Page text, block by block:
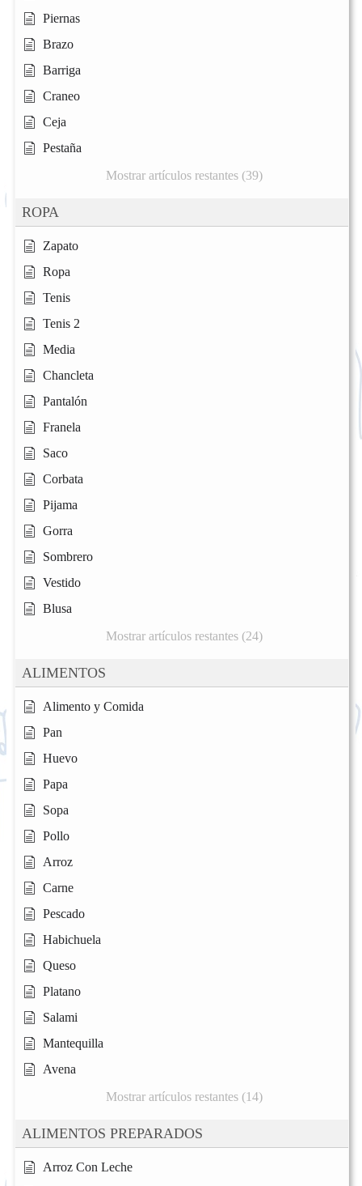
Piernas
Brazo
Barriga
Craneo
Ceja
Pestaña
Mostrar artículos restantes (39)
ROPA
Zapato
Ropa
Tenis
Tenis 2
Media
Chancleta
Pantalón
Franela
Saco
Corbata
Pijama
Gorra
Sombrero
Vestido
Blusa
Mostrar artículos restantes (24)
ALIMENTOS
Alimento y Comida
Pan
Huevo
Papa
Sopa
Pollo
Arroz
Carne
Pescado
Habichuela
Queso
Platano
Salami
Mantequilla
Avena
Mostrar artículos restantes (14)
ALIMENTOS PREPARADOS
Arroz Con Leche